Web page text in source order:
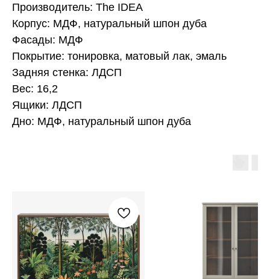
Производитель: The IDEA
Корпус: МДФ, натуральный шпон дуба
Фасады: МДФ
Покрытие: тонировка, матовый лак, эмаль
Задняя стенка: ЛДСП
Вес: 16,2
Ящики: ЛДСП
Дно: МДФ, натуральный шпон дуба